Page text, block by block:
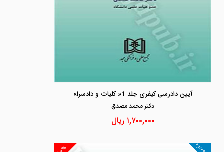
آیین دادرسی کیفری جلد 1« کلیات و دادسرا»
دكتر محمد مصدق
۱,۷۰۰,۰۰۰ ریال